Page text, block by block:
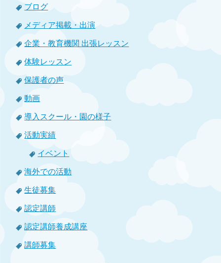
ブログ
メディア掲載・出演
企業・教育機関 出張レッスン
体験レッスン
保護者の声
動画
導入スクール・園の様子
活動実績
イベント
海外での活動
生徒募集
認定講師
認定講師養成講座
講師募集